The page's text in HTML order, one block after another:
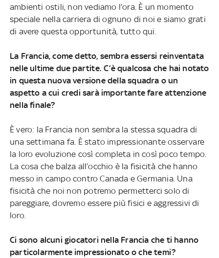
ambienti ostili, non vediamo l’ora. È un momento
speciale nella carriera di ognuno di noi e siamo grati
di avere questa opportunità, tutto qui.
La Francia, come detto, sembra essersi reinventata
nelle ultime due partite. C’è qualcosa che hai notato
in questa nuova versione della squadra o un
aspetto a cui credi sarà importante fare attenzione
nella finale?
È vero: la Francia non sembra la stessa squadra di
una settimana fa. È stato impressionante osservare
la loro evoluzione così completa in così poco tempo.
La cosa che balza all’occhio è la fisicità che hanno
messo in campo contro Canada e Germania. Una
fisicità che noi non potremo permetterci solo di
pareggiare, dovremo essere più fisici e aggressivi di
loro.
Ci sono alcuni giocatori nella Francia che ti hanno
particolarmente impressionato o che temi?